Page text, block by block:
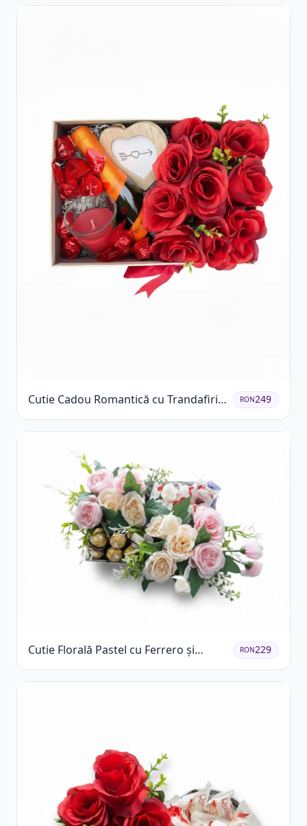
Cutie Cadou Romantică cu Trandafiri
Șampanie și Lumânare
RON249
Cutie Florală Pastel cu Ferrero și
Raffaello
RON229